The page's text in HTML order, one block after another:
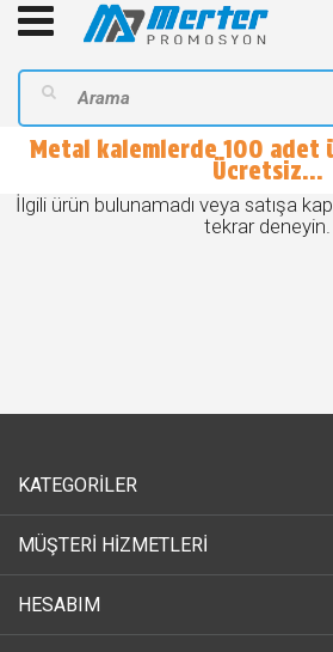
Metal kalemlerde 100 adet
Ücretsiz...
İlgili ürün bulunamadı veya satışa
tekrar deneyin.
KATEGORİLER
MÜŞTERİ HİZMETLERİ
HESABIM